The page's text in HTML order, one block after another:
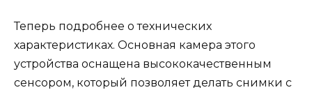
Теперь подробнее о технических
характеристиках. Основная камера этого
устройства оснащена высококачественным
сенсором, который позволяет делать снимки с